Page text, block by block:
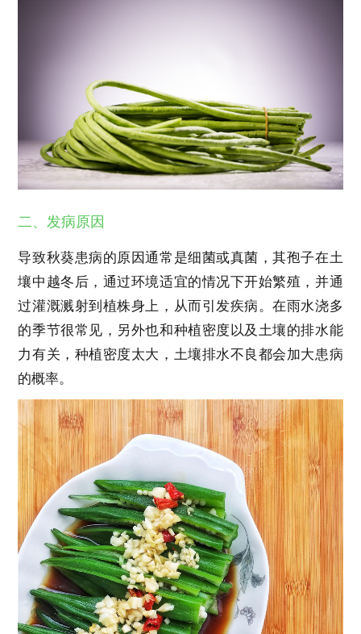
二、发病原因
导致秋葵患病的原因通常是细菌或真菌，其孢子在土
壤中越冬后，通过环境适宜的情况下开始繁殖，并通
过灌溉溅射到植株身上，从而引发疾病。在雨水浇多
的季节很常见，另外也和种植密度以及土壤的排水能
力有关，种植密度太大，土壤排水不良都会加大患病
的概率。